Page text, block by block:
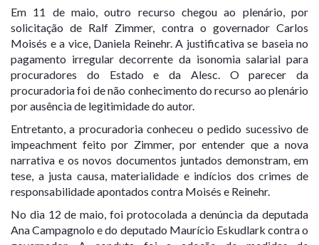
Em 11 de maio, outro recurso chegou ao plenário, por
solicitação de Ralf Zimmer, contra o governador Carlos
Moisés e a vice, Daniela Reinehr. A justificativa se baseia no
pagamento irregular decorrente da isonomia salarial para
procuradores do Estado e da Alesc. O parecer da
procuradoria foi de não conhecimento do recurso ao plenário
por ausência de legitimidade do autor.
Entretanto, a procuradoria conheceu o pedido sucessivo de
impeachment feito por Zimmer, por entender que a nova
narrativa e os novos documentos juntados demonstram, em
tese, a justa causa, materialidade e indícios dos crimes de
responsabilidade apontados contra Moisés e Reinehr.
No dia 12 de maio, foi protocolada a denúncia da deputada
Ana Campagnolo e do deputado Maurício Eskudlark contra o